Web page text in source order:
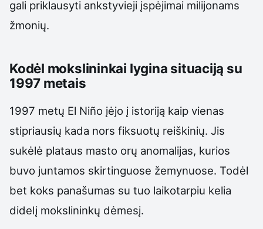
gali priklausyti ankstyvieji įspėjimai milijonams
žmonių.
Kodėl mokslininkai lygina situaciją su
1997 metais
1997 metų El Niño įėjo į istoriją kaip vienas
stipriausių kada nors fiksuotų reiškinių. Jis
sukėlė plataus masto orų anomalijas, kurios
buvo juntamos skirtinguose žemynuose. Todėl
bet koks panašumas su tuo laikotarpiu kelia
didelį mokslininkų dėmesį.